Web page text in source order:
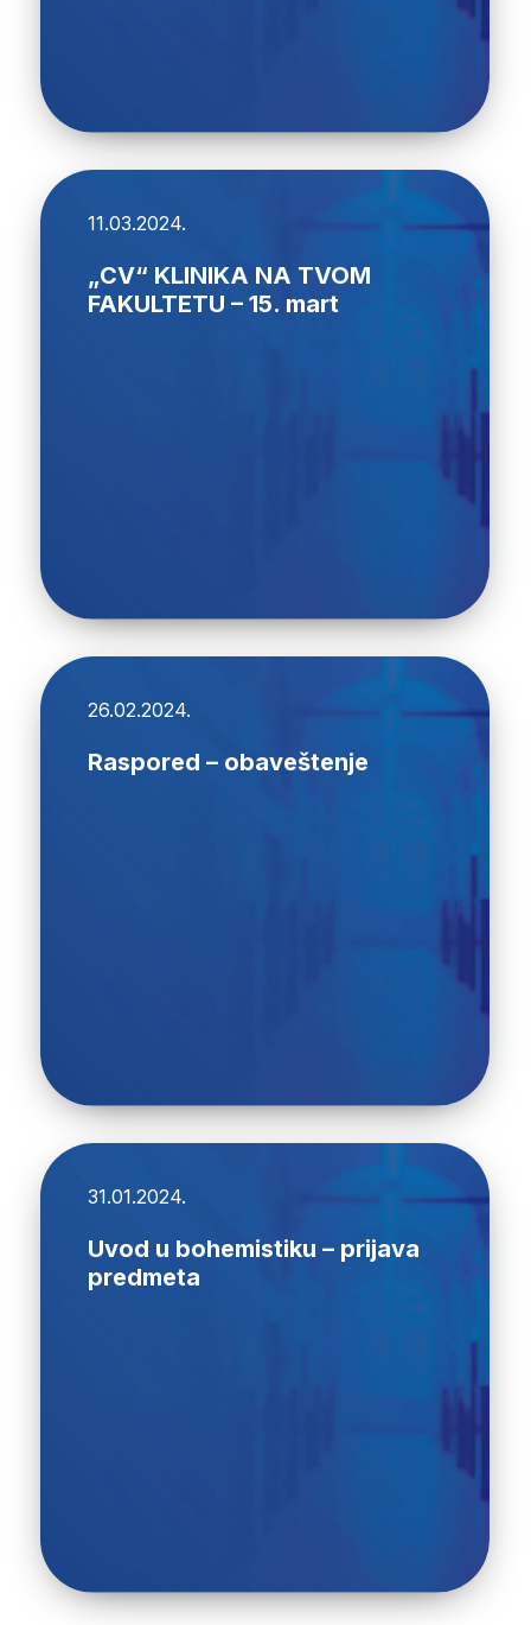
11.03.2024.
„CV“ KLINIKA NA TVOM
FAKULTETU – 15. mart
26.02.2024.
Raspored – obaveštenje
31.01.2024.
Uvod u bohemistiku – prijava
predmeta